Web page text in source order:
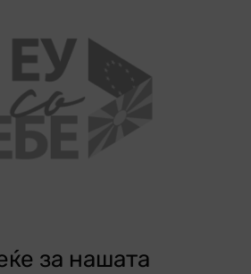
за нашата